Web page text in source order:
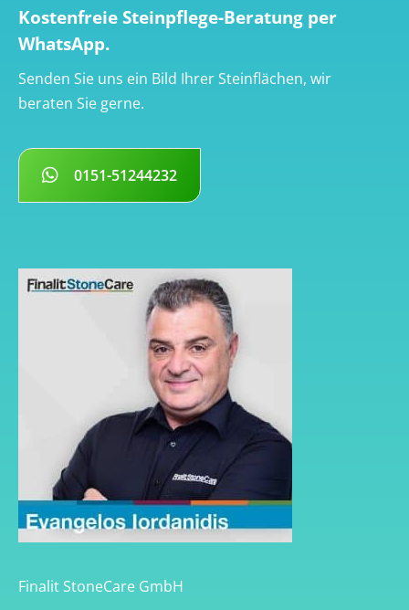
Kostenfreie Steinpflege-Beratung per
WhatsApp.
Senden Sie uns ein Bild Ihrer Steinflächen, wir
beraten Sie gerne.
0151-51244232
Finalit StoneCare GmbH